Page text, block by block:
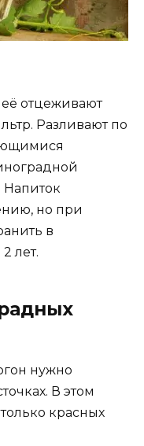
её отцеживают
Разливают по
Напиток
но при
в
лет.
нужно
В этом
красных